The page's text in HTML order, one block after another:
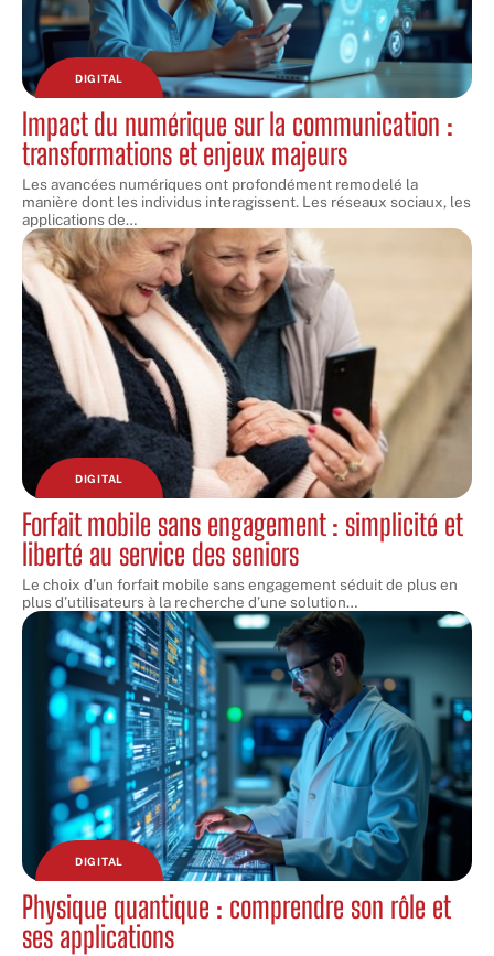
DIGITAL
Impact du numérique sur la communication :
transformations et enjeux majeurs
Les avancées numériques ont profondément remodelé la
manière dont les individus interagissent. Les réseaux sociaux, les
applications de…
DIGITAL
Forfait mobile sans engagement : simplicité et
liberté au service des seniors
Le choix d’un forfait mobile sans engagement séduit de plus en
plus d’utilisateurs à la recherche d’une solution…
DIGITAL
Physique quantique : comprendre son rôle et
ses applications